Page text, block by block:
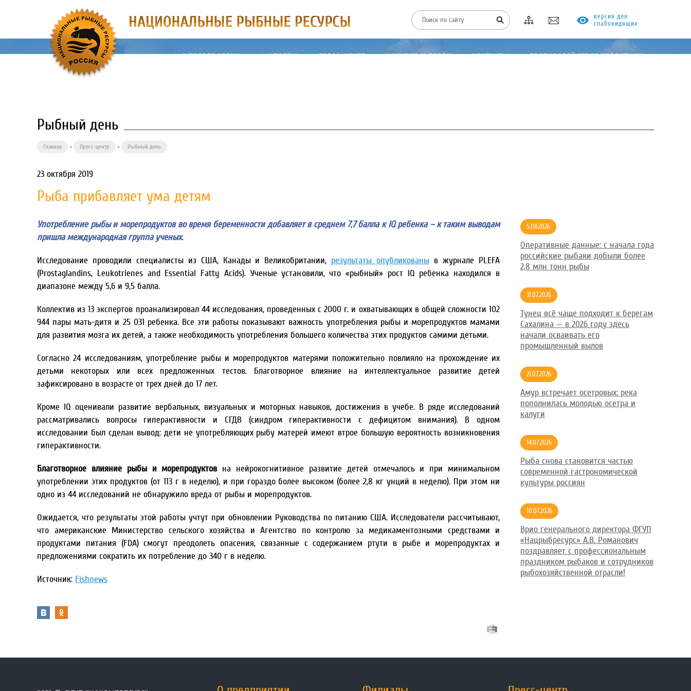
версия для
слабовидящих
О ПРЕДПРИЯТИИ ФИЛИАЛЫ ПРЕСС-ЦЕНТР ЗАКУПКИ И ТОРГИ КОНТАКТЫ ПРОТИВОДЕЙСТВИЕ КОРРУПЦИИ
Рыбный день
Главная » Пресс-центр » Рыбный день
23 октября 2019
Рыба прибавляет ума детям
Употребление рыбы и морепродуктов во время беременности добавляет в среднем 7,7 балла к IQ ребенка – к таким выводам
пришла международная группа ученых.
Исследование проводили специалисты из США, Канады и Великобритании, результаты опубликованы в журнале PLEFA
(Prostaglandins, Leukotrienes and Essential Fatty Acids). Ученые установили, что «рыбный» рост IQ ребенка находился в
диапазоне между 5,6 и 9,5 балла.
Коллектив из 13 экспертов проанализировал 44 исследования, проведенных с 2000 г. и охватывающих в общей сложности 102
944 пары мать-дитя и 25 031 ребенка. Все эти работы показывают важность употребления рыбы и морепродуктов мамами
для развития мозга их детей, а также необходимость употребления большего количества этих продуктов самими детьми.
Согласно 24 исследованиям, употребление рыбы и морепродуктов матерями положительно повлияло на прохождение их
детьми некоторых или всех предложенных тестов. Благотворное влияние на интеллектуальное развитие детей
зафиксировано в возрасте от трех дней до 17 лет.
Кроме IQ оценивали развитие вербальных, визуальных и моторных навыков, достижения в учебе. В ряде исследований
рассматривались вопросы гиперактивности и СГДВ (синдром гиперактивности с дефицитом внимания). В одном
исследовании был сделан вывод: дети не употребляющих рыбу матерей имеют втрое большую вероятность возникновения
гиперактивности.
Благотворное влияние рыбы и морепродуктов на нейрокогнитивное развитие детей отмечалось и при минимальном
употреблении этих продуктов (от 113 г в неделю), и при гораздо более высоком (более 2,8 кг унций в неделю). При этом ни
одно из 44 исследований не обнаружило вреда от рыбы и морепродуктов.
Ожидается, что результаты этой работы учтут при обновлении Руководства по питанию США. Исследователи рассчитывают,
что американские Министерство сельского хозяйства и Агентство по контролю за медикаментозными средствами и
продуктами питания (FDA) смогут преодолеть опасения, связанные с содержанием ртути в рыбе и морепродуктах и
предложениями сократить их потребление до 340 г в неделю.
Источник: Fishnews
5.08.2026
Оперативные данные: с начала года
российские рыбаки добыли более
2,8 млн тонн рыбы
31.07.2026
Тунец всё чаще подходит к берегам
Сахалина — в 2026 году здесь
начали осваивать его
промышленный вылов
21.07.2026
Амур встречает осетровых: река
пополнилась молодью осетра и
калуги
14.07.2026
Рыба снова становится частью
современной гастрономической
культуры россиян
10.07.2026
Врио генерального директора ФГУП
«Нацрыбресурс» А.В. Романович
поздравляет с профессиональным
праздником рыбаков и сотрудников
рыбохозяйственной отрасли!